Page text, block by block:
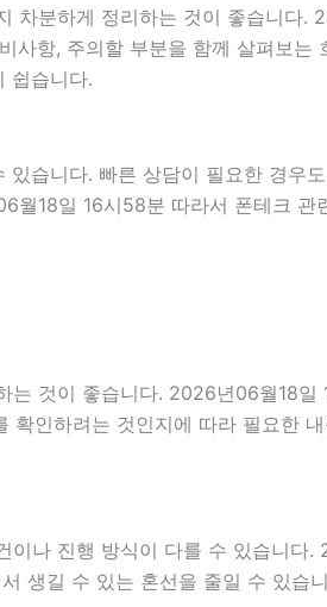
차분하게 정리하는 것이 좋습니다
사항, 주의할 부분을 함께 살펴보
쉽습니다.
습니다. 빠른 상담이 필요한 경우
18일 16시58분 따라서 폰테크
것이 좋습니다. 2026년06월18
인하려는 것인지에 따라 필요한
나 진행 방식이 다를 수 있습니
생길 수 있는 혼선을 줄일 수 있습